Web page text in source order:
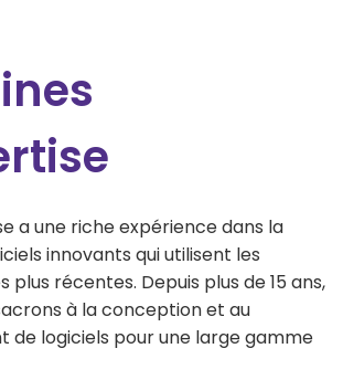
a une riche expérience dans la
innovants qui utilisent les
plus récentes. Depuis plus de 15 ans,
à la conception et au
de logiciels pour une large gamme